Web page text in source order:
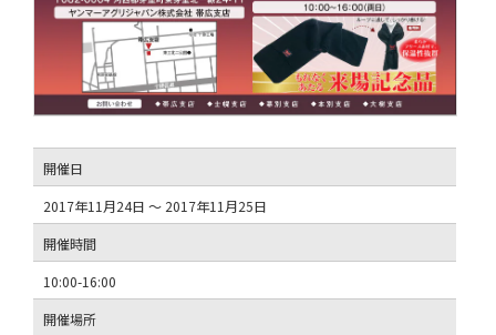
開催日
2017年11月24日 ～ 2017年11月25日
開催時間
10:00-16:00
開催場所